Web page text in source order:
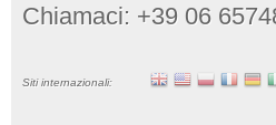
Chiamaci: +39 06
Siti internazionali: